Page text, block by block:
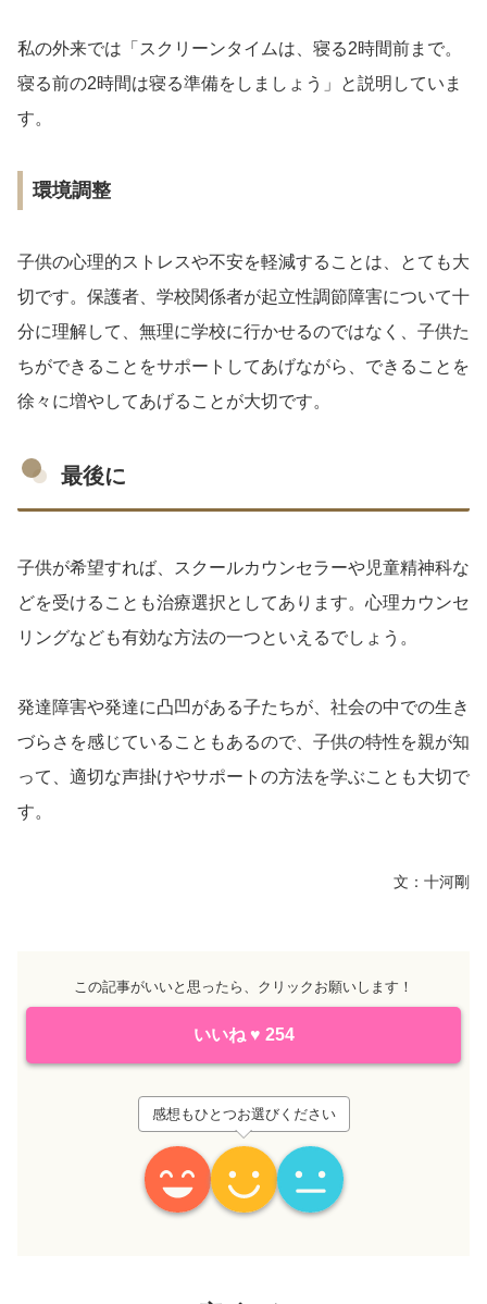
私の外来では「スクリーンタイムは、寝る2時間前まで。
寝る前の2時間は寝る準備をしましょう」と説明していま
す。
環境調整
子供の心理的ストレスや不安を軽減することは、とても大
切です。保護者、学校関係者が起立性調節障害について十
分に理解して、無理に学校に行かせるのではなく、子供た
ちができることをサポートしてあげながら、できることを
徐々に増やしてあげることが大切です。
最後に
子供が希望すれば、スクールカウンセラーや児童精神科な
どを受けることも治療選択としてあります。心理カウンセ
リングなども有効な方法の一つといえるでしょう。
発達障害や発達に凸凹がある子たちが、社会の中での生き
づらさを感じていることもあるので、子供の特性を親が知
って、適切な声掛けやサポートの方法を学ぶことも大切で
す。
文：十河剛
この記事がいいと思ったら、クリックお願いします！
いいね ♥ 254
感想もひとつお選びください